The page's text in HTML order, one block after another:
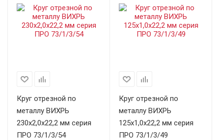
Круг отрезной по
металлу ВИХРЬ
230х2,0х22,2 мм серия
ПРО 73/1/3/54
Круг отрезной по
металлу ВИХРЬ
125х1,0х22,2 мм серия
ПРО 73/1/3/49